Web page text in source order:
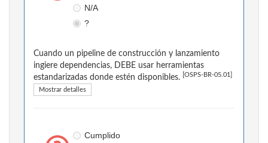
N/A
?
Cuando un pipeline de construcción y lanzamiento
ingiere dependencias, DEBE usar herramientas
estandarizadas donde estén disponibles.
[OSPS-BR-05.01]
Mostrar detalles
Cumplido